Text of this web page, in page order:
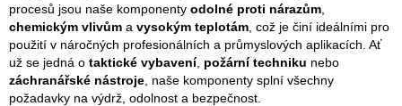
procesů jsou naše komponenty odolné proti nárazům
chemickým vlivům a vysokým teplotám , což je činí ideálními pro
použití v náročných profesionálních a průmyslových aplikacích. Ať
už se jedná o taktické vybavení, požární techniku nebo
záchranářské nástroje , naše komponenty splní všechny
požadavky na výdrž, odolnost a bezpečnost.